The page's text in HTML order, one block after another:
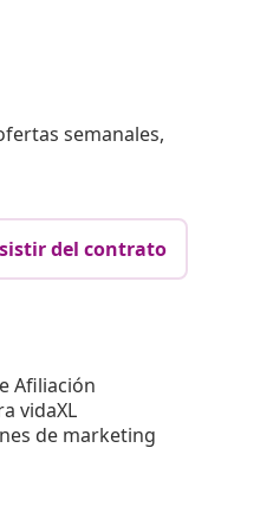
semanales,
del contrato
Afiliación
vidaXL
de marketing